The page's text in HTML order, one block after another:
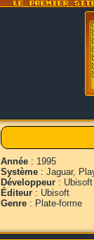
Année : 1995
Système : Jaguar,
Développeur :
Éditeur : Ubisoft
Genre : Plate-forme